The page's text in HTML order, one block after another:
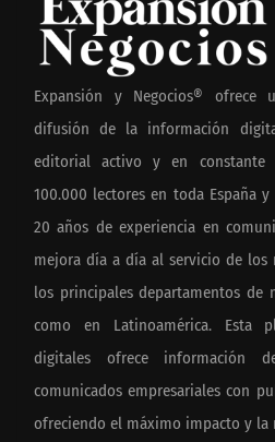
Expansión y Negocios® ofrece
difusión de la información
editorial activo y en constante
100.000 lectores en toda España
20 años de experiencia en
mejora día a día al servicio de los
los principales departamentos de
como en Latinoamérica. Esta
digitales ofrece información
comunicados empresariales con
ofreciendo el máximo impacto y